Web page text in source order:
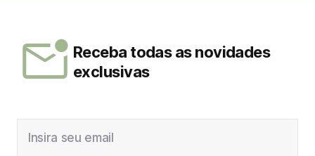
Receba todas as novidades
exclusivas
Insira seu email